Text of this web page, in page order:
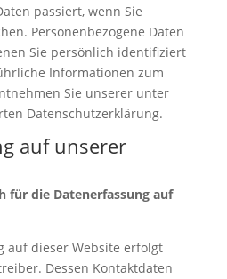
passiert, wenn Sie
Personenbezogene Daten
Sie persönlich identifiziert
Informationen zum
Sie unserer unter
Datenschutzerklärung.
auf unserer
für die Datenerfassung auf
auf dieser Website erfolgt
Dessen Kontaktdaten